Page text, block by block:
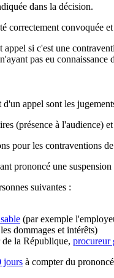
dans la décision.
correctement convoquée
appel si c'est une
pas eu connaissance
appel sont les
(présence à l'audience)
pour les contraventions
prononcé une
suivantes :
(par exemple
dommages et intérêts)
la République, procureur
jours à compter du